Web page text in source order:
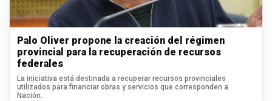
Palo Oliver propone la creación del régimen
provincial para la recuperación de recursos
federales
La iniciativa está destinada a recuperar recursos provinciales
utilizados para financiar obras y servicios que corresponden a
Nación.